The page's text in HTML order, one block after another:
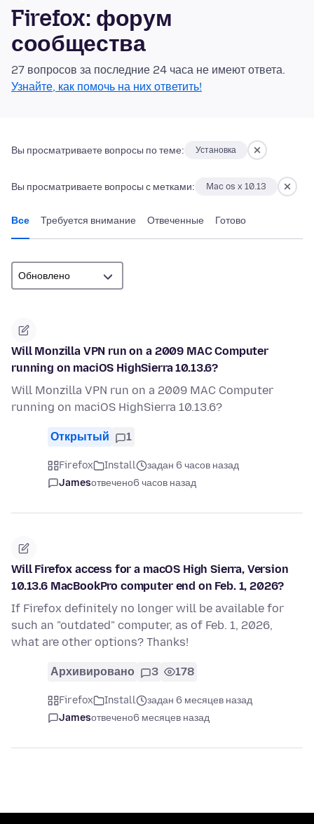
Firefox: форум
сообщества
27 вопросов за последние 24 часа не имеют ответа.
Узнайте, как помочь на них ответить!
Вы просматриваете вопросы по теме: Установка
Вы просматриваете вопросы с метками: Mac os x 10.13
Все Требуется внимание Отвеченные Готово
Will Monzilla VPN run on a 2009 MAC Computer
running on maciOS HighSierra 10.13.6?
Will Monzilla VPN run on a 2009 MAC Computer
running on maciOS HighSierra 10.13.6?
Открытый 1
Firefox Install
задан 6 часов назад
Jamesотвечено6 часов назад
Will Firefox access for a macOS High Sierra, Version
10.13.6 MacBookPro computer end on Feb. 1, 2026?
If Firefox definitely no longer will be available for
such an "outdated" computer, as of Feb. 1, 2026,
what are other options? Thanks!
Архивировано 3 178
Firefox Install
задан 6 месяцев назад
Jamesотвечено6 месяцев назад